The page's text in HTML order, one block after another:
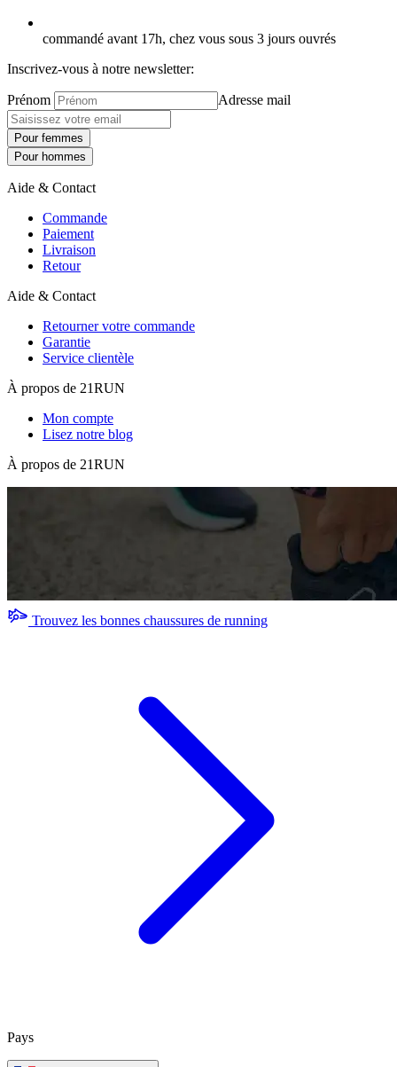
commandé avant 17h, chez vous sous 3 jours ouvrés
Inscrivez-vous à notre newsletter:
Prénom Adresse mail
Pour femmes
Pour hommes
Aide & Contact
Commande
Paiement
Livraison
Retour
Aide & Contact
Retourner votre commande
Garantie
Service clientèle
À propos de 21RUN
Mon compte
Lisez notre blog
À propos de 21RUN
Trouvez les bonnes chaussures de running
Pays